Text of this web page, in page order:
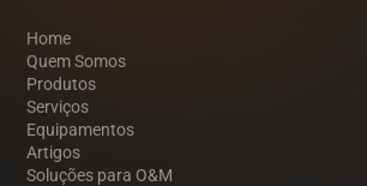
Home
Quem Somos
Produtos
Serviços
Equipamentos
Artigos
Soluções para O&M